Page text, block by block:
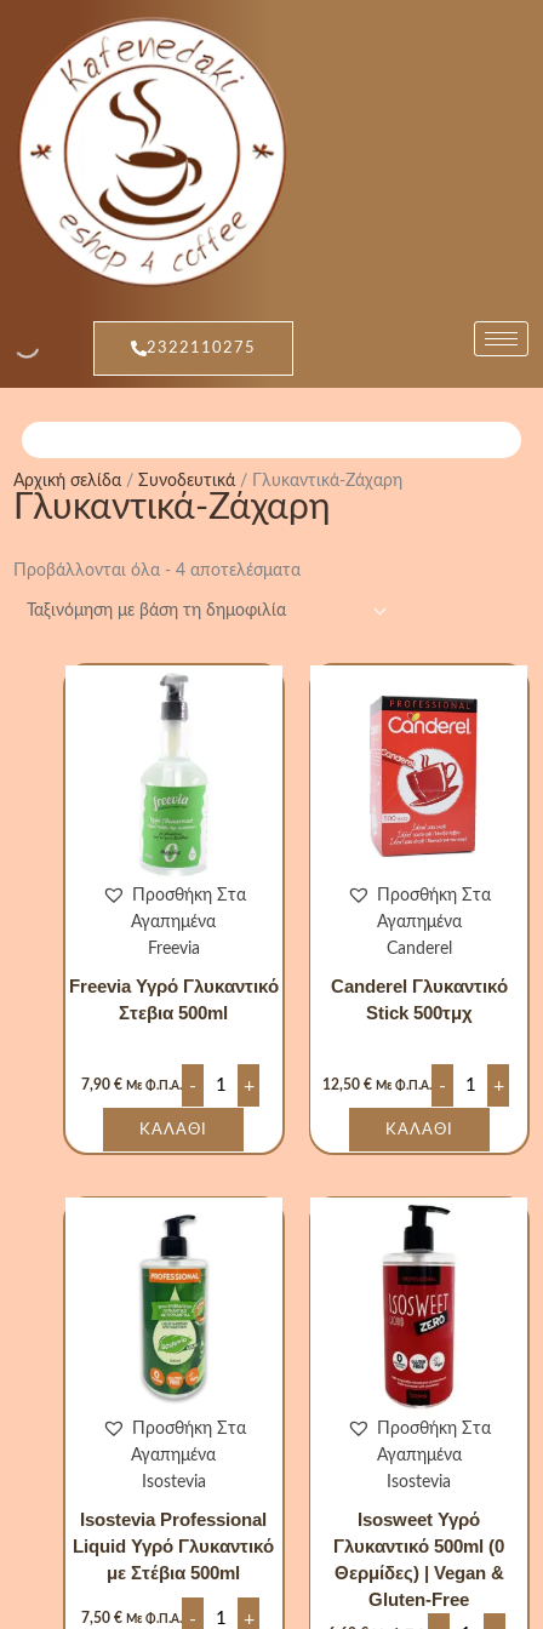
περιεχόμενο
2322110275
Αρχική σελίδα/Συνοδευτικά/ Γλυκαντικά-Ζάχαρη
Γλυκαντικά-Ζάχαρη
Προβάλλονται όλα - 4 αποτελέσματα
Προσθήκη Στα
Αγαπημένα
Freevia
Freevia Υγρό Γλυκαντικό
Στεβια 500ml
7,90€ Με Φ.Π.Α. -
Freevia
+
ΚΑΛΆΘΙ
Προσθήκη Στα
Αγαπημένα
Canderel
Canderel Γλυκαντικό
Stick 500τμχ
12,50€ Με Φ.Π.Α. -
Canderel
Γλυκαντικό
Stick
500τμχ
ποσότητα
+
ΚΑΛΆΘΙ
Προσθήκη Στα
Αγαπημένα
Isostevia
Isostevia Professional
Liquid Υγρό Γλυκαντικό
με Στέβια 500ml
7,50€ Με Φ.Π.Α. -
Professional
Γλυκαντικό
με
Στέβια
500ml
ποσότητα
+
Προσθήκη Στα
Αγαπημένα
Isostevia
Isosweet Υγρό
Γλυκαντικό 500ml (0
Θερμίδες) | Vegan &
Gluten-Free
Υγρό
(0
|
Vegan